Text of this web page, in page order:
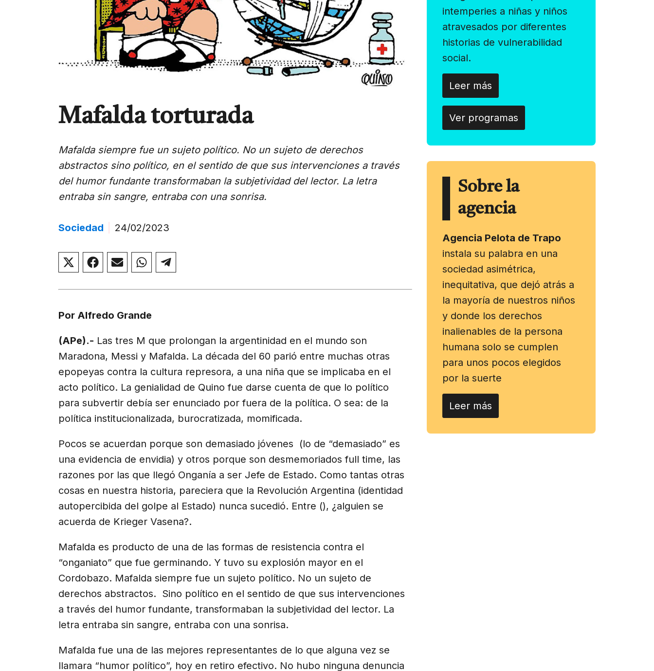
Mafalda torturada
Mafalda siempre fue un sujeto político. No un sujeto de derechos
abstractos sino político, en el sentido de que sus intervenciones a través
del humor fundante transformaban la subjetividad del lector. La letra
entraba sin sangre, entraba con una sonrisa.
Sociedad 24/02/2023
Compartir
en
(Twitter)
Compartir
en
Compartir
en
Compartir
en
Compartir
en
Por Alfredo Grande
(APe).- Las tres M que prolongan la argentinidad en el mundo son
Maradona, Messi y Mafalda. La década del 60 parió entre muchas otras
epopeyas contra la cultura represora, a una niña que se implicaba en el
acto político. La genialidad de Quino fue darse cuenta de que lo político
para subvertir debía ser enunciado por fuera de la política. O sea: de la
política institucionalizada, burocratizada, momificada.
Pocos se acuerdan porque son demasiado jóvenes (lo de “demasiado” es
una evidencia de envidia) y otros porque son desmemoriados full time, las
razones por las que llegó Onganía a ser Jefe de Estado. Como tantas otras
cosas en nuestra historia, pareciera que la Revolución Argentina (identidad
autopercibida del golpe al Estado) nunca sucedió. Entre (), ¿alguien se
acuerda de Krieger Vasena?.
Mafalda es producto de una de las formas de resistencia contra el
“onganiato” que fue germinando. Y tuvo su explosión mayor en el
Cordobazo. Mafalda siempre fue un sujeto político. No un sujeto de
derechos abstractos. Sino político en el sentido de que sus intervenciones
a través del humor fundante, transformaban la subjetividad del lector. La
letra entraba sin sangre, entraba con una sonrisa.
Mafalda fue una de las mejores representantes de lo que alguna vez se
llamara “humor político”, hoy en retiro efectivo. No hubo ninguna denuncia
intemperies a niñas y niños
atravesados por diferentes
historias de vulnerabilidad
social.
Leer más
Ver programas
Sobre la
agencia
Agencia Pelota de Trapo
instala su palabra en una
sociedad asimétrica,
inequitativa, que dejó atrás a
la mayoría de nuestros niños
y donde los derechos
inalienables de la persona
humana solo se cumplen
para unos pocos elegidos
por la suerte
Leer más